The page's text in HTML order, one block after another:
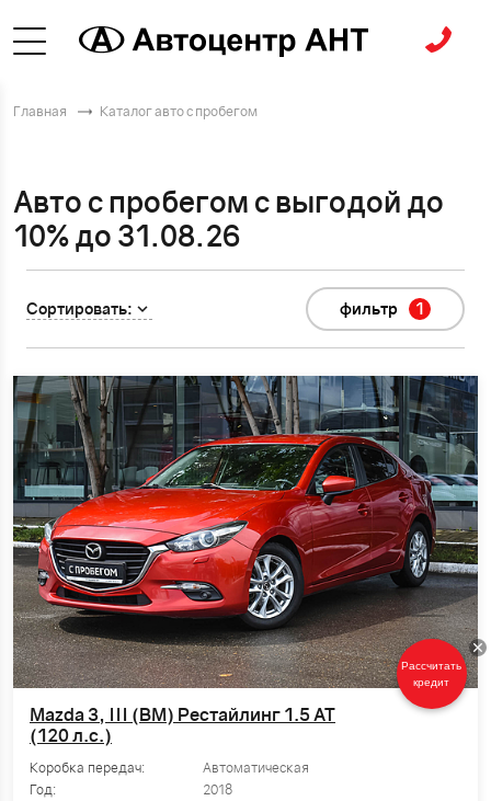
Главная Каталог авто с пробегом
Авто с пробегом с выгодой до
10% до 31.08.26
Сортировать: фильтр 1
Mazda 3, III (BM) Рестайлинг 1.5 AT
(120 л.с.)
Коробка передач:
Автоматическая
Год:
2018
Рассчитать
кредит